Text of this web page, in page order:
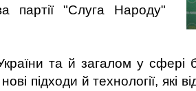
партії "Слуга Народу"
та й загалом у сфері
підходи й технології, які